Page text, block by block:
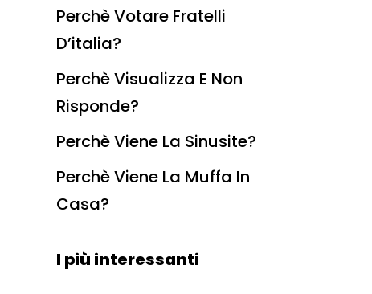
Perchè Votare Fratelli
D’italia?
Perchè Visualizza E Non
Risponde?
Perchè Viene La Sinusite?
Perchè Viene La Muffa In
Casa?
I più interessanti